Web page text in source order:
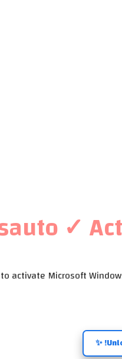
✓
to activate Microsoft